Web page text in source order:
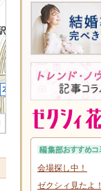
会場探し中！
ゼクシィ見たよ！